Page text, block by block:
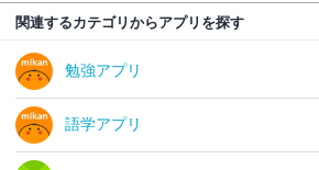
関連するカテゴリからアプリを探す
勉強アプリ
語学アプリ